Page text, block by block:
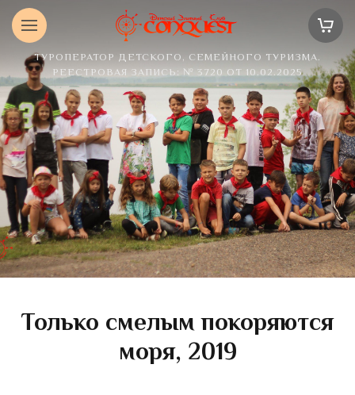
ТУРОПЕРАТОР ДЕТСКОГО, СЕМЕЙНОГО ТУРИЗМА.
РЕЕСТРОВАЯ ЗАПИСЬ: № 3720 ОТ 10.02.2025
Только смелым покоряются
моря, 2019